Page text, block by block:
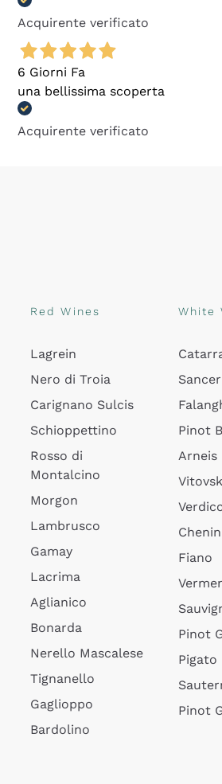
Acquirente verificato
6 Giorni Fa
una bellissima scoperta
Acquirente verificato
Red Wines
Lagrein
Nero di Troia
Carignano Sulcis
Schioppettino
Rosso di
Montalcino
Morgon
Lambrusco
Gamay
Lacrima
Aglianico
Bonarda
Nerello Mascalese
Tignanello
Gaglioppo
Bardolino
White
Pinot
Arneis
Fiano
Pinot
Pigato
Pinot